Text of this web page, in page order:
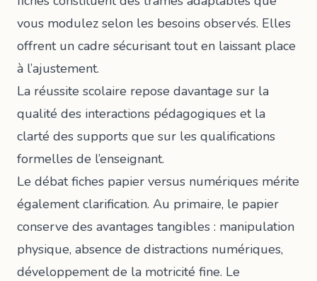
vous modulez selon les besoins observés. Elles
offrent un cadre sécurisant tout en laissant place
à l’ajustement.
La réussite scolaire repose davantage sur la
qualité des interactions pédagogiques et la
clarté des supports que sur les qualifications
formelles de l’enseignant.
Le débat fiches papier versus numériques mérite
également clarification. Au primaire, le papier
conserve des avantages tangibles : manipulation
physique, absence de distractions numériques,
développement de la motricité fine. Le